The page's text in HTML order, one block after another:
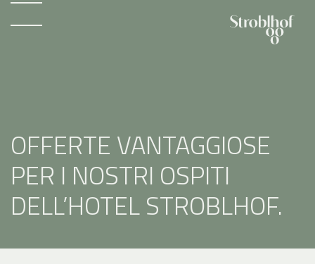
OFFERTE VANTAGGIOSE
PER I NOSTRI OSPITI
DELL’HOTEL STROBLHOF.